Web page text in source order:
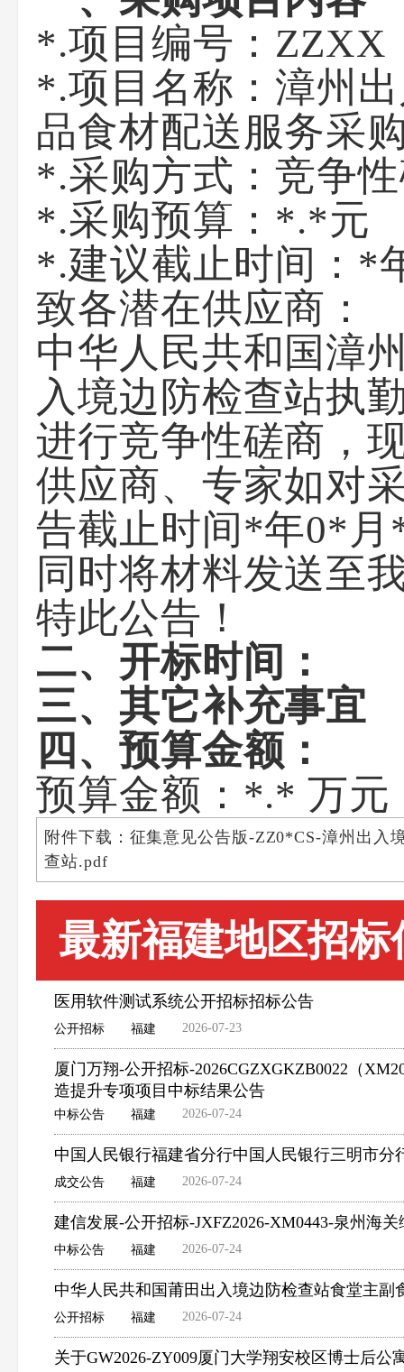
*.项目编号： ZZXX
*.项目名称： 漳州
品食材配送服务采
*.采购方式：竞争
*.采购预算：*.*元
*.建议截止时间：*
致各潜在供应商：
中华人民共和国漳
入境边防检查站执
进行竞争性磋商 ，
供应商、专家如对
告截止时间*年0*
同时将材料发送至
特此公告！
二、开标时间：
三、其它补充事宜
四、预算金额：
预算金额：*.* 万元
附件下载：征集意见公告版-ZZ0*CS-漳州出入
查站.pdf
最新福建地区招标
医用软件测试系统公开招标招标公告
公开招标 福建 2026-07-23
厦门万翔-公开招标-2026CGZXGKZB0022（
造提升专项项目中标结果公告
中标公告 福建 2026-07-24
中国人民银行福建省分行中国人民银行三明市
成交公告 福建 2026-07-24
建信发展-公开招标-JXFZ2026-XM0443-泉州海
中标公告 福建 2026-07-24
中华人民共和国莆田出入境边防检查站食堂主副
公开招标 福建 2026-07-24
关于GW2026-ZY009厦门大学翔安校区博士后公